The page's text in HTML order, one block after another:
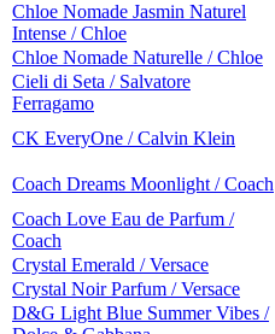
Chloe Nomade Jasmin Naturel
Intense / Chloe
Chloe Nomade Naturelle / Chloe
Cieli di Seta / Salvatore
Ferragamo
CK EveryOne / Calvin Klein
Coach Dreams Moonlight / Coach
Coach Love Eau de Parfum /
Coach
Crystal Emerald / Versace
Crystal Noir Parfum / Versace
D&G Light Blue Summer Vibes /